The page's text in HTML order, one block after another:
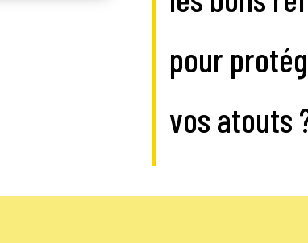
pour
vos atouts